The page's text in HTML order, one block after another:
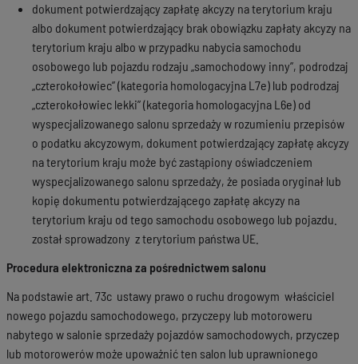
dokument potwierdzający zapłatę akcyzy na terytorium kraju
albo dokument potwierdzający brak obowiązku zapłaty akcyzy na
terytorium kraju albo w przypadku nabycia samochodu
osobowego lub pojazdu rodzaju „samochodowy inny”, podrodzaj
„czterokołowiec” (kategoria homologacyjna L7e) lub podrodzaj
„czterokołowiec lekki” (kategoria homologacyjna L6e) od
wyspecjalizowanego salonu sprzedaży w rozumieniu przepisów
o podatku akcyzowym, dokument potwierdzający zapłatę akcyzy
na terytorium kraju może być zastąpiony oświadczeniem
wyspecjalizowanego salonu sprzedaży, że posiada oryginał lub
kopię dokumentu potwierdzającego zapłatę akcyzy na
terytorium kraju od tego samochodu osobowego lub pojazdu.
został sprowadzony z terytorium państwa UE.
Procedura elektroniczna za pośrednictwem salonu
Na podstawie art. 73c ustawy prawo o ruchu drogowym właściciel
nowego pojazdu samochodowego, przyczepy lub motoroweru
nabytego w salonie sprzedaży pojazdów samochodowych, przyczep
lub motorowerów może upoważnić ten salon lub uprawnionego